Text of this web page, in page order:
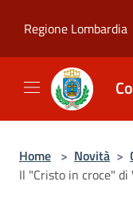
Regione Lombardia
Home > Novità >
Il "Cristo in croce"